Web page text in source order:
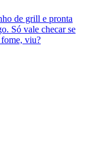
de grill e pronta
Só vale checar se
fome, viu?